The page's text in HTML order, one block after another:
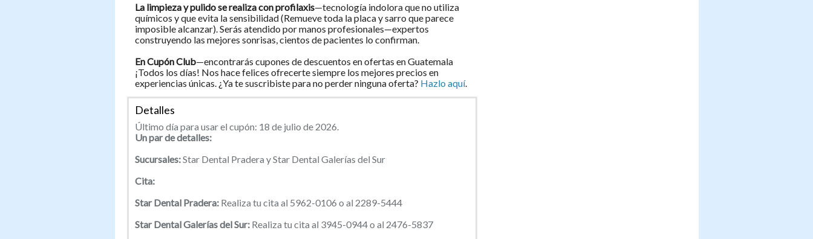
La limpieza y pulido se realiza con profilaxis—tecnología indolora que no utiliza
químicos y que evita la sensibilidad (Remueve toda la placa y sarro que parece
imposible alcanzar). Serás atendido por manos profesionales—expertos
construyendo las mejores sonrisas, cientos de pacientes lo confirman.
En Cupón Club—encontrarás cupones de descuentos en ofertas en Guatemala
¡Todos los días! Nos hace felices ofrecerte siempre los mejores precios en
experiencias únicas. ¿Ya te suscribiste para no perder ninguna oferta? Hazlo aquí.
Detalles
Último día para usar el cupón: 18 de julio de 2026.
Un par de detalles:
Sucursales:Star Dental Pradera y Star Dental Galerías del Sur
Cita:
Star Dental Pradera:Realiza tu cita al 5962-0106 o al 2289-5444
Star Dental Galerías del Sur:Realiza tu cita al 3945-0944 o al 2476-5837